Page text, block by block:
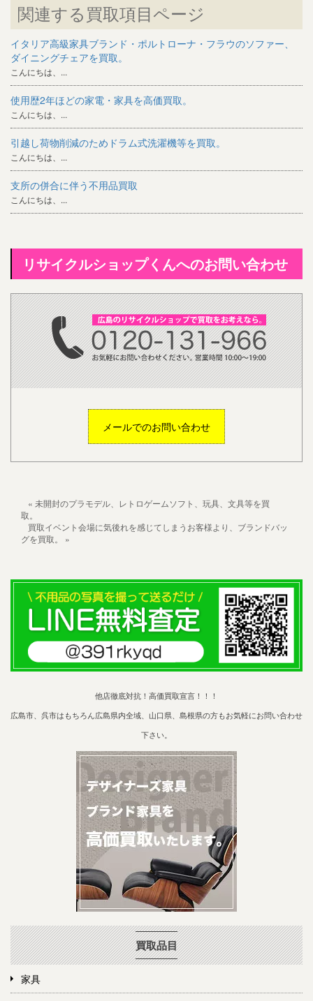
関連する買取項目ページ
イタリア高級家具ブランド・ポルトローナ・フラウのソファー、
ダイニングチェアを買取。
こんにちは、...
使用歴2年ほどの家電・家具を高価買取。
こんにちは、...
引越し荷物削減のためドラム式洗濯機等を買取。
こんにちは、...
支所の併合に伴う不用品買取
こんにちは、...
リサイクルショップくんへのお問い合わせ
メールでのお問い合わせ
« 未開封のプラモデル、レトロゲームソフト、玩具、文具等を買
取。
買取イベント会場に気後れを感じてしまうお客様より、ブランドバッ
グを買取。 »
他店徹底対抗！高価買取宣言！！！
広島市、呉市はもちろん広島県内全域、山口県、島根県の方もお気軽にお問い合わせ
下さい。
買取品目
家具